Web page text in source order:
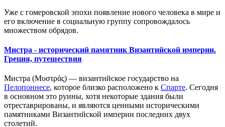
Уже с гомеровской эпохи появление нового человека в мире и
его включение в социальную группу сопровождалось
множеством обрядов.
Мистра - исторический памятник Византийской империи.
Греция, путешествия
Мистра (Μυστράς) — византийское государство на
Пелопоннесе, которое близко расположено к Спарте. Сегодня
в основном это руины, хотя некоторые здания были
отреставрированы, и являются ценными историческими
памятниками Византийской империи последних двух
столетий.